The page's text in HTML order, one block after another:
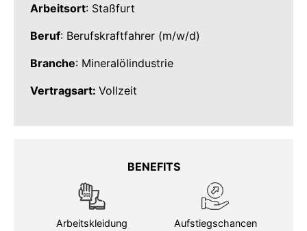
Arbeitsort: Staßfurt
Beruf: Berufskraftfahrer (m/w/d)
Branche: Mineralölindustrie
Vertragsart: Vollzeit
BENEFITS
Arbeitskleidung Aufstiegschancen